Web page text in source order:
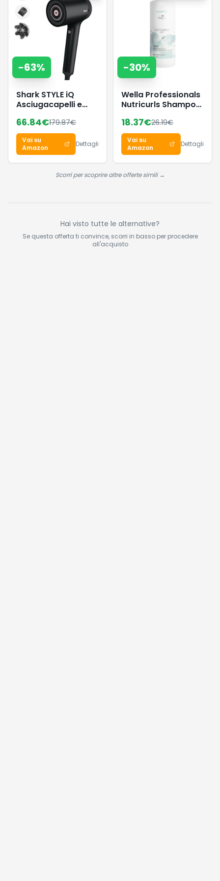
-63%
Shark STYLE iQ
Asciugacapelli e
Ioni 3 in 1, con
Spazzola, Diffusore
per Ricci e
Concentratore,
Asciugatura Veloce,
Senza Danni,
Nero/Oro Rosa,
66.84€179.87€
Vai su
Amazon
Dettagli
-30%
Wella Professionals
Nutricurls Shampoo
1000ml
18.37€26.19€
Vai su
Amazon
Dettagli
Scorri per scoprire altre offerte simili →
Hai visto tutte le alternative?
Se questa offerta ti convince, scorri in basso per procedere
all'acquisto